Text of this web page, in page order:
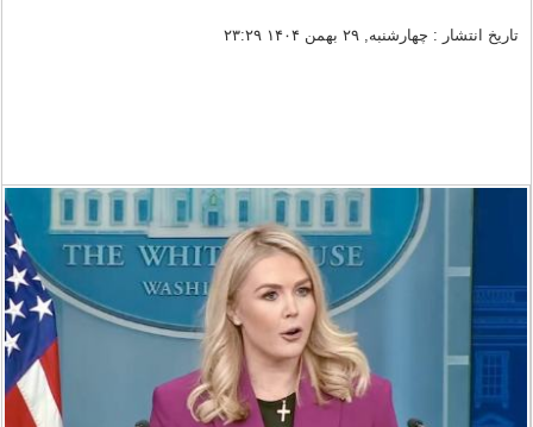
تاریخ انتشار : چهارشنبه, ۲۹ بهمن ۱۴۰۴ ۲۳:۲۹